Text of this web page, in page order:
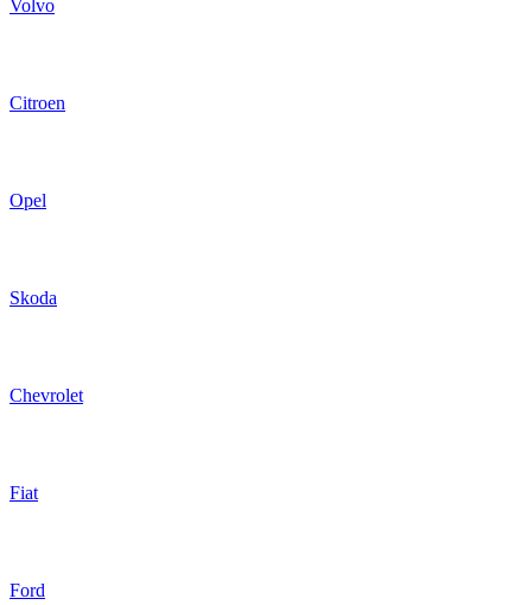
Volvo
Citroen
Opel
Skoda
Chevrolet
Fiat
Ford